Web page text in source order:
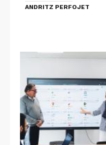
ANDRITZ PERFOJET